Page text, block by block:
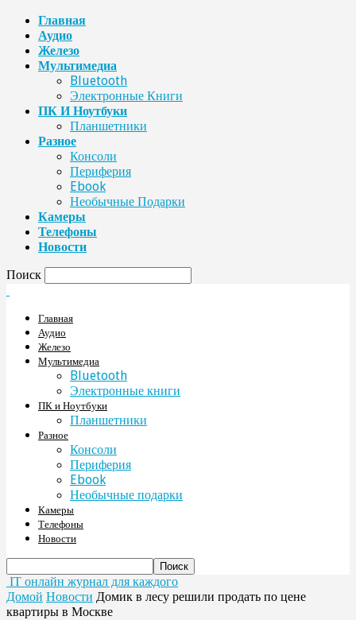
Главная
Аудио
Железо
Мультимедиа
Bluetooth
Электронные Книги
ПК И Ноутбуки
Планшетники
Разное
Консоли
Периферия
Ebook
Необычные Подарки
Камеры
Телефоны
Новости
Поиск
Главная
Аудио
Железо
Мультимедиа
Bluetooth
Электронные книги
ПК и Ноутбуки
Планшетники
Разное
Консоли
Периферия
Ebook
Необычные подарки
Камеры
Телефоны
Новости
IT онлайн журнал для каждого
Домой Новости Домик в лесу решили продать по цене
квартиры в Москве